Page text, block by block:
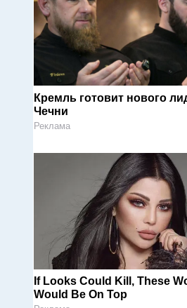
Кремль готовит нового
Чечни
Реклама
If Looks Could Kill, These
Would Be On Top